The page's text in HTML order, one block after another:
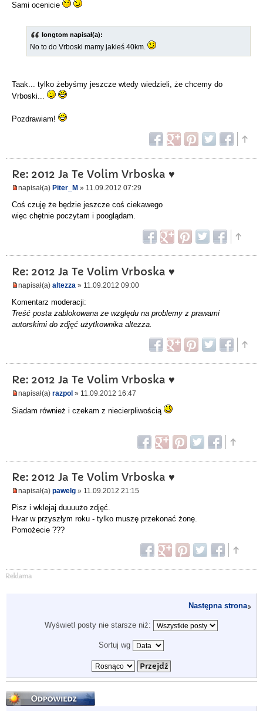
Sami ocenicie
longtom napisał(a):
No to do Vrboski mamy jakieś 40km.
Taak... tylko żebyśmy jeszcze wtedy wiedzieli, że chcemy do
Vrboski...
Pozdrawiam!
Re: 2012 Ja Te Volim Vrboska ♥
napisał(a) Piter_M » 11.09.2012 07:29
Coś czuję że będzie jeszcze coś ciekawego
więc chętnie poczytam i pooglądam.
Re: 2012 Ja Te Volim Vrboska ♥
napisał(a) altezza » 11.09.2012 09:00
Komentarz moderacji:
Treść posta zablokowana ze względu na problemy z prawami
autorskimi do zdjęć użytkownika altezza.
Re: 2012 Ja Te Volim Vrboska ♥
napisał(a) razpol » 11.09.2012 16:47
Siadam również i czekam z niecierpliwością
Re: 2012 Ja Te Volim Vrboska ♥
napisał(a) pawelg » 11.09.2012 21:15
Pisz i wklejaj duuuużo zdjęć.
Hvar w przyszłym roku - tylko muszę przekonać żonę.
Pomożecie ???
Następna strona
Wyświetl posty nie starsze niż:
Sortuj wg
Odpowiedz